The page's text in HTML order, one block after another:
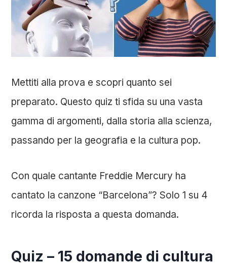
Mettiti alla prova e scopri quanto sei
preparato. Questo quiz ti sfida su una vasta
gamma di argomenti, dalla storia alla scienza,
passando per la geografia e la cultura pop.
Con quale cantante Freddie Mercury ha
cantato la canzone “Barcelona”? Solo 1 su 4
ricorda la risposta a questa domanda.
Quiz – 15 domande di cultura